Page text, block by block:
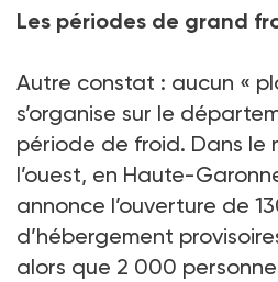
Les périodes de grand
Autre constat : aucun «
s’organise sur le
période de froid. Dans le
l’ouest, en Haute-
annonce l’ouverture de
d’hébergement
alors que 2 000